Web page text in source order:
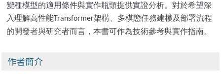
變種模型的適用條件與實作瓶頸提供實證分析。對於希望深
入理解高性能 Transformer架構、多模態任務建模及部署流程
的開發者與研究者而言，本書可作為技術參考與實作指南。
作者簡介